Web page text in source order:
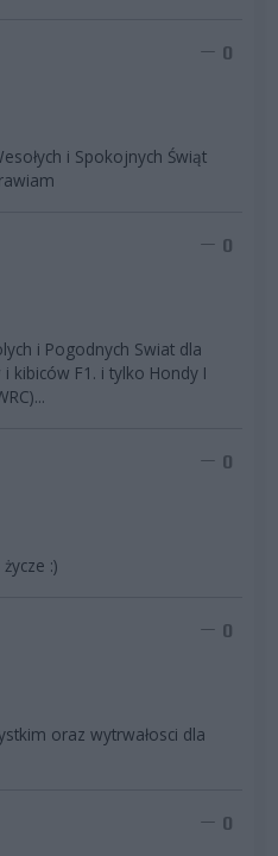
0
i Spokojnych Świąt
0
i Pogodnych Swiat dla
kibiców F1. i tylko Hondy I
0
:)
0
oraz wytrwałosci dla
0